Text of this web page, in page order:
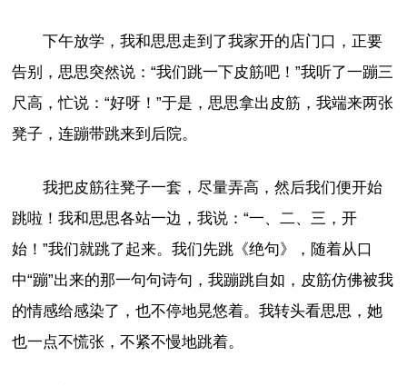
下午放学，我和思思走到了我家开的店门口，正要
告别，思思突然说：“我们跳一下皮筋吧！”我听了一蹦三
尺高，忙说：“好呀！”于是，思思拿出皮筋，我端来两张
凳子，连蹦带跳来到后院。
我把皮筋往凳子一套，尽量弄高，然后我们便开始
跳啦！我和思思各站一边，我说：“一、二、三，开
始！”我们就跳了起来。我们先跳《绝句》，随着从口
中“蹦”出来的那一句句诗句，我蹦跳自如，皮筋仿佛被我
的情感给感染了，也不停地晃悠着。我转头看思思，她
也一点不慌张，不紧不慢地跳着。